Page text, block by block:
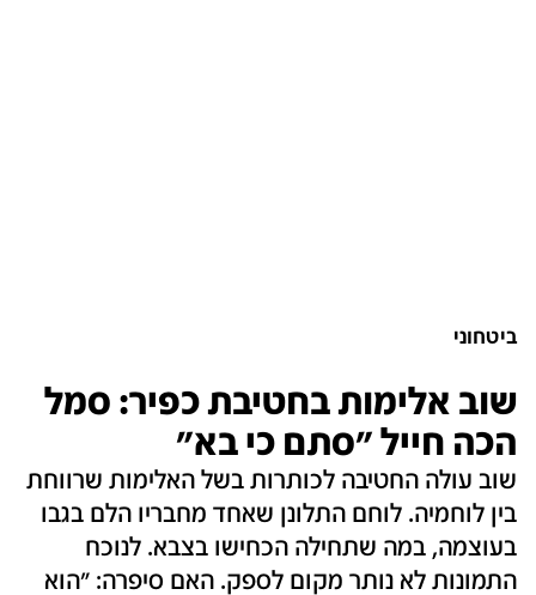
ביטחוני
שוב אלימות בחטיבת כפיר: סמל
הכה חייל "סתם כי בא"
שוב עולה החטיבה לכותרות בשל האלימות שרווחת
בין לוחמיה. לוחם התלונן שאחד מחבריו הלם בגבו
בעוצמה, במה שתחילה הכחישו בצבא. לנוכח
התמונות לא נותר מקום לספק. האם סיפרה: "הוא